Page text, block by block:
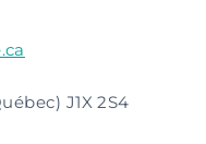
J1X 2S4